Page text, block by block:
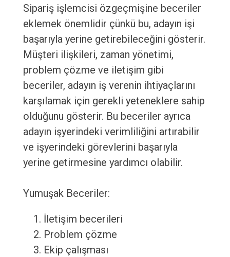
Sipariş işlemcisi özgeçmişine beceriler
eklemek önemlidir çünkü bu, adayın işi
başarıyla yerine getirebileceğini gösterir.
Müşteri ilişkileri, zaman yönetimi,
problem çözme ve iletişim gibi
beceriler, adayın iş verenin ihtiyaçlarını
karşılamak için gerekli yeteneklere sahip
olduğunu gösterir. Bu beceriler ayrıca
adayın işyerindeki verimliliğini artırabilir
ve işyerindeki görevlerini başarıyla
yerine getirmesine yardımcı olabilir.
Yumuşak Beceriler:
İletişim becerileri
Problem çözme
Ekip çalışması